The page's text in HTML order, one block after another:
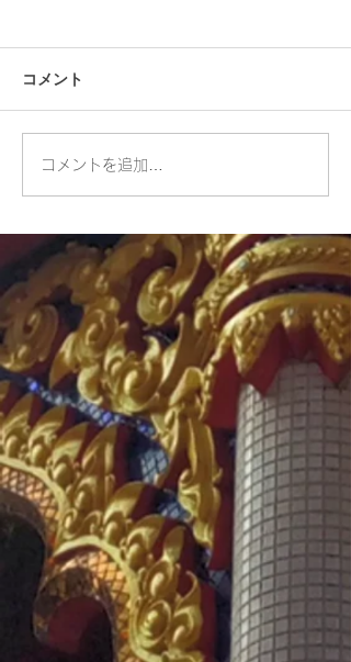
舞踊に秀でた側室が修復
したお寺：ワット ボロム
コメント
コメントを追加…